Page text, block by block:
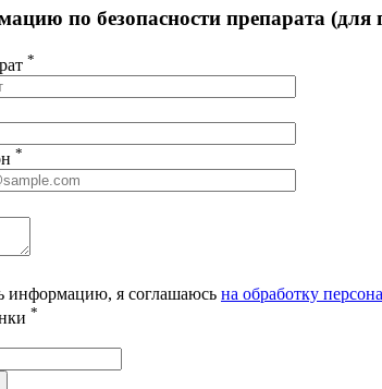
по безопасности препарата (для
*
*
информацию, я соглашаюсь на обработку
*